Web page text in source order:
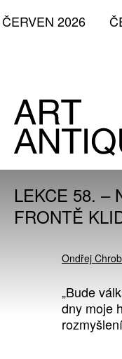
ČERVEN 2026
LEKCE 58. –
FRONTĚ
Ondřej
„Bude
dny moje